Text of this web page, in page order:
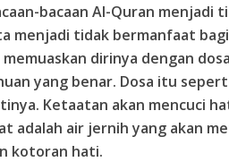
bacaan Al-Quran menjadi
menjadi tidak bermanfaat
dirinya dengan
yang benar. Dosa itu
Ketaatan akan mencuci
adalah air jernih yang akan
kotoran hati.